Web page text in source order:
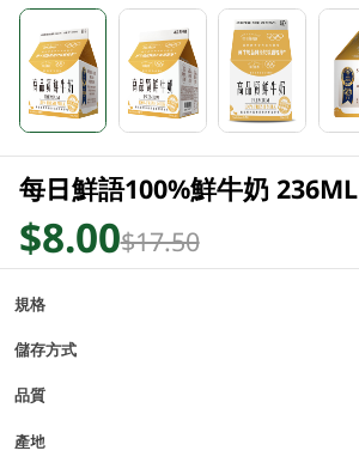
每日鮮語100%鮮牛奶 236ML
$8.00$17.50
規格
儲存方式
品質
產地